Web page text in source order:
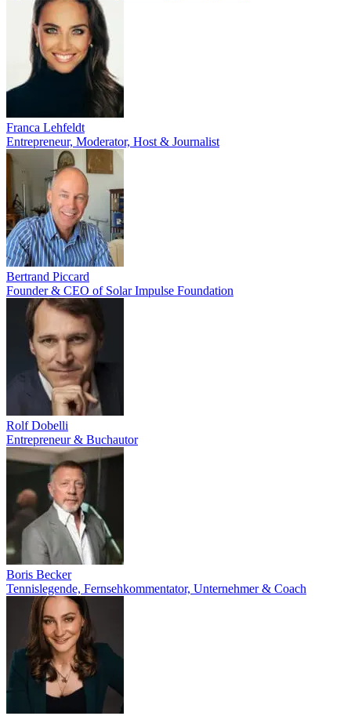
Franca Lehfeldt
Entrepreneur, Moderator, Host & Journalist
Bertrand Piccard
Founder & CEO of Solar Impulse Foundation
Rolf Dobelli
Entrepreneur & Buchautor
Boris Becker
Tennislegende, Fernsehkommentator, Unternehmer & Coach